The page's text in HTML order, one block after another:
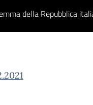
della Repubblica